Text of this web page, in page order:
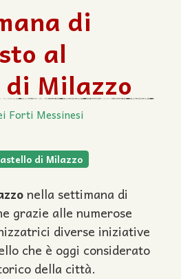
di
al
Milazzo
Forti Messinesi
di Milazzo
nella settimana di
grazie alle numerose
diverse iniziative
che è oggi considerato
della città.